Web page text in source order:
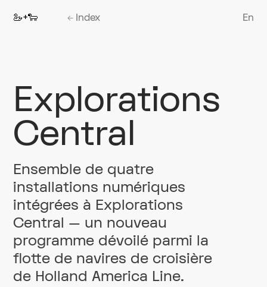
En
🦢+🐑 ← Index
Explorations
Central
Ensemble de quatre
installations numériques
intégrées à Explorations
Central — un nouveau
programme dévoilé parmi la
flotte de navires de croisière
de Holland America Line.